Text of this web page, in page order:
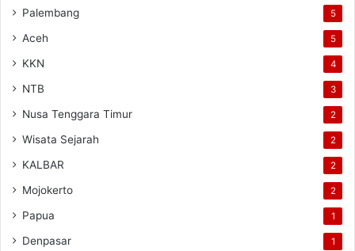
Palembang 5
Aceh 5
KKN 4
NTB 3
Nusa Tenggara Timur 2
Wisata Sejarah 2
KALBAR 2
Mojokerto 2
Papua 1
Denpasar 1